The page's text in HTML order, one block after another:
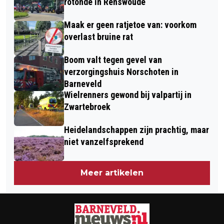
Maak er geen ratjetoe van: voorkom
overlast bruine rat
Boom valt tegen gevel van
verzorgingshuis Norschoten in
Barneveld
Wielrenners gewond bij valpartij in
Zwartebroek
Heidelandschappen zijn prachtig, maar
niet vanzelfsprekend
Meer artikelen